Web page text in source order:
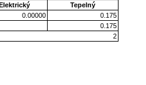
Tepelný
0.00000
0.175
0.175
2